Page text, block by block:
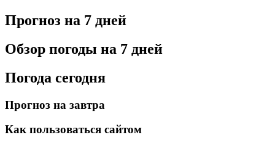
Прогноз на 7 дней
Обзор погоды на 7 дней
Погода сегодня
Прогноз на завтра
Как пользоваться сайтом